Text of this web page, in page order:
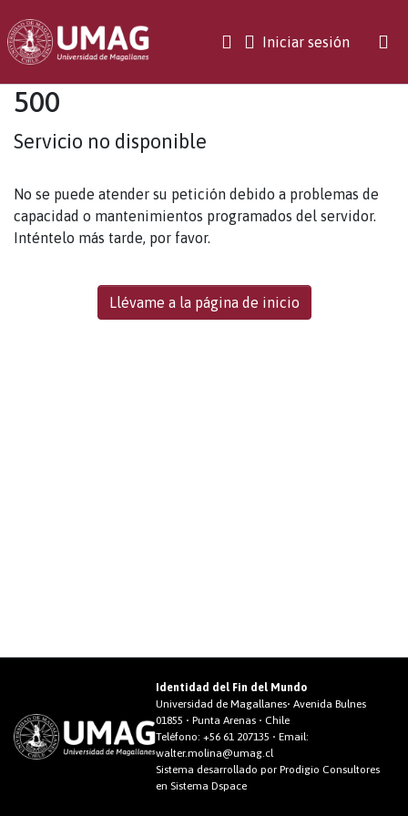
Iniciar sesión(current)
500
Servicio no disponible
No se puede atender su petición debido a problemas de
capacidad o mantenimientos programados del servidor.
Inténtelo más tarde, por favor.
Llévame a la página de inicio
Identidad del Fin del Mundo
Universidad de Magallanes• Avenida Bulnes
01855 • Punta Arenas • Chile
Teléfono:+56 61 207135 • Email:
walter.molina@umag.cl
Sistema desarrollado por Prodigio Consultores
en Sistema Dspace